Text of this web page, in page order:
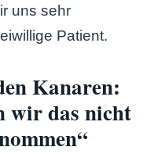
uns sehr
Patient.
Kanaren:
wir das nicht